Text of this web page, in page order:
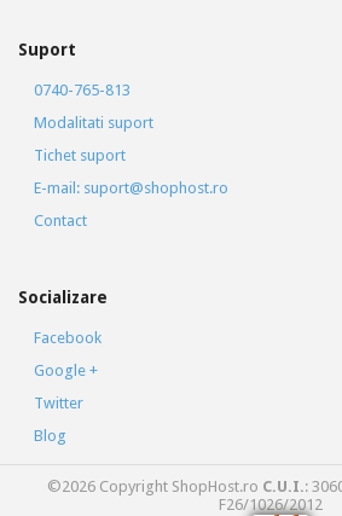
Suport
0740-765-813
Modalitati suport
Tichet suport
E-mail: suport@shophost.ro
Contact
Socializare
Facebook
Google +
Twitter
Blog
©2026 Copyright ShopHost.ro C.U.I.:
F26/1026/2012